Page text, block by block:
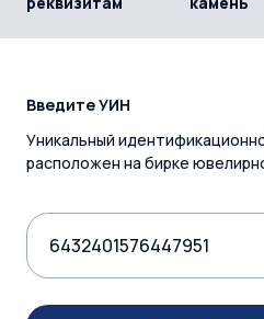
Введите УИН
Уникальный
расположен на бирке